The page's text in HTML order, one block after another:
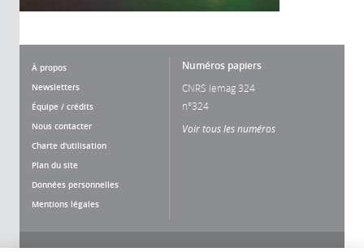
À propos
Newsletters
Équipe / crédits
Nous contacter
Charte d'utilisation
Plan du site
Données personnelles
Mentions légales
Numéros papiers
CNRS lemag 324
n°324
Voir tous les numéros